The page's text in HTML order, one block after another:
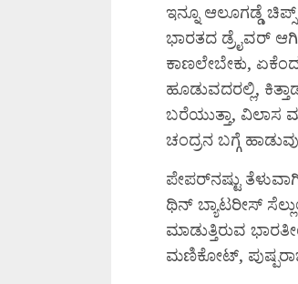
ಇನ್ನೂ ಆಲೂಗಡ್ಡೆ
ಭಾರತದ ಡ್ರೈವರ್
ಕಾಣಲೇಬೇಕು,
ಹೂಡುವದರಲ್ಲಿ,
ಬರೆಯುತ್ತಾ, ವಿಲಾಸ
ಚಂದ್ರನ ಬಗ್ಗೆ
ಪೇಪರ್‌ನಷ್ಟು
ಥಿನ್ ಬ್ಯಾಟರೀಸ್
ಮಾಡುತ್ತಿರುವ
ಮಣಿಕೋಟ್,